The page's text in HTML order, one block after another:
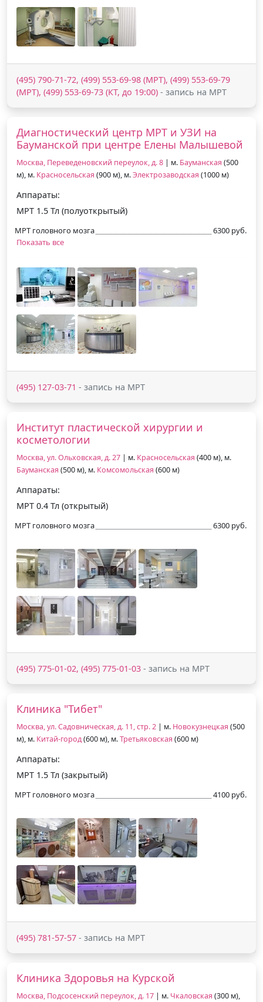
(495) 790-71-72, (499) 553-69-98 (МРТ), (499) 553-69-79
(МРТ), (499) 553-69-73 (КТ, до 19:00) - запись на МРТ
Диагностический центр МРТ и УЗИ на
Бауманской при центре Елены Малышевой
Москва, Переведеновский переулок, д. 8 | м. Бауманская (500
м), м. Красносельская (900 м), м.Электрозаводская (1000 м)
Аппараты:
МРТ 1.5 Тл (полуоткрытый)
МРТ головного мозга
6300 руб.
Показать все
(495) 127-03-71 - запись на МРТ
Институт пластической хирургии и
косметологии
Москва, ул. Ольховская, д. 27 | м. Красносельская (400 м), м.
Бауманская (500 м), м. Комсомольская (600 м)
Аппараты:
МРТ 0.4 Тл (открытый)
МРТ головного мозга 6300 руб.
(495) 775-01-02, (495) 775-01-03 - запись на МРТ
Клиника "Тибет"
Москва, ул. Садовническая, д. 11, стр. 2 | м. Новокузнецкая (500
м), м. Китай-город(600 м), м.Третьяковская (600 м)
Аппараты:
МРТ 1.5 Тл (закрытый)
МРТ головного мозга 4100 руб.
(495) 781-57-57 - запись на МРТ
Клиника Здоровья на Курской
Москва, Подсосенский переулок, д. 17 | м. Чкаловская (300 м),